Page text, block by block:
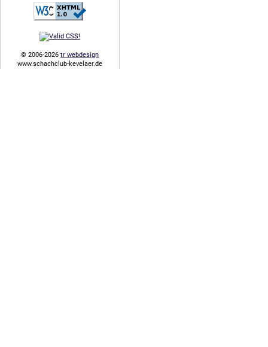
© 2006-2026 tr webdesign
www.schachclub-kevelaer.de